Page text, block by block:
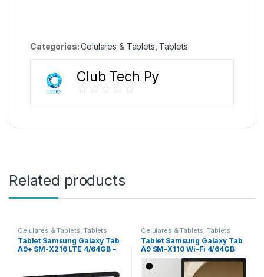
Categories:Celulares & Tablets Tablets
Club Tech Py
Related products
Celulares & Tablets ,Tablets
Tablet Samsung Galaxy Tab
A9+ SM-X216 LTE 4/64GB –
Celulares & Tablets ,Tablets
Tablet Samsung Galaxy Tab
A9 SM-X110 Wi-Fi 4/64GB